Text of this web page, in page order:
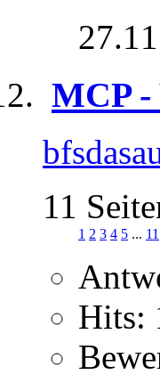
MCP -
11
1 2 3 4 5 ... 11
Hits: